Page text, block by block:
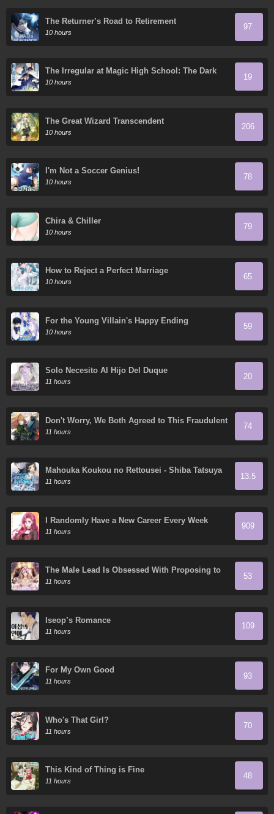
The Returner’s Road to Retirement
10 hours
97
The Irregular at Magic High School: The Dark
Flashes in the Night's Veil
10 hours
19
The Great Wizard Transcendent
10 hours
206
I'm Not a Soccer Genius!
10 hours
78
Chira & Chiller
10 hours
79
How to Reject a Perfect Marriage
10 hours
65
For the Young Villain's Happy Ending
10 hours
59
Solo Necesito Al Hijo Del Duque
11 hours
20
Don't Worry, We Both Agreed to This Fraudulent
Marriage
11 hours
74
Mahouka Koukou no Rettousei - Shiba Tatsuya
Ansatsu Keikaku
11 hours
13.5
I Randomly Have a New Career Every Week
11 hours
909
The Male Lead Is Obsessed With Proposing to
Me
11 hours
53
Iseop’s Romance
11 hours
109
For My Own Good
11 hours
93
Who's That Girl?
11 hours
70
This Kind of Thing is Fine
11 hours
48